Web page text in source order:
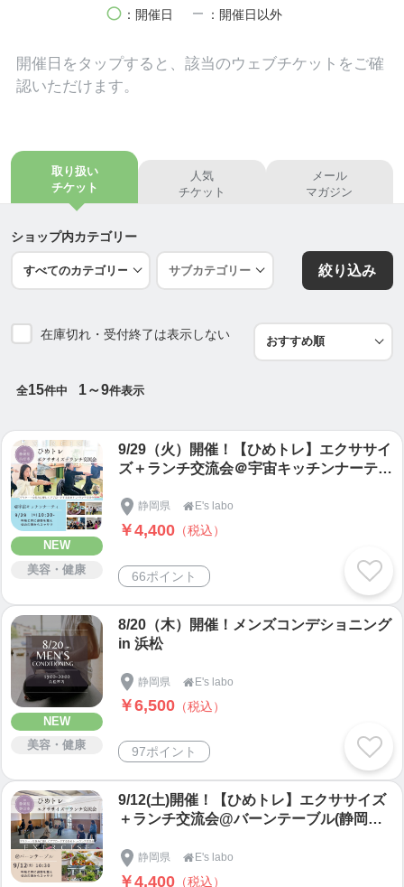
circle ：開催日 remove ：開催日以外
開催日を タップすると、該当のウェブチケットをご確
認いただけます。
取り扱い
チケット
人気
チケット
メール
マガジン
ショップ内カテゴリー
絞り込み
在庫切れ・受付終了は表示しない
全15件中 1～9件表示
NEW
美容・健康
9/29（火）開催！【ひめトレ】エクササイ
ズ＋ランチ交流会＠宇宙キッチンナーテイ
静岡県  E's labo
￥4,400 （税込）
66ポイント
NEW
美容・健康
8/20（木）開催！メンズコンデショニング
in 浜松
静岡県 E's labo
￥6,500 （税込）
97ポイント
9/12(土)開催！【ひめトレ】エクササイズ
＋ランチ交流会@バーンテーブル(静岡県
静岡県  E's labo
￥4,400 （税込）